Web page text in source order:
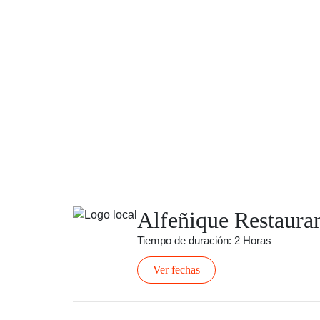
Alfeñique
Tiempo de duración: 2 Horas
Ver fechas